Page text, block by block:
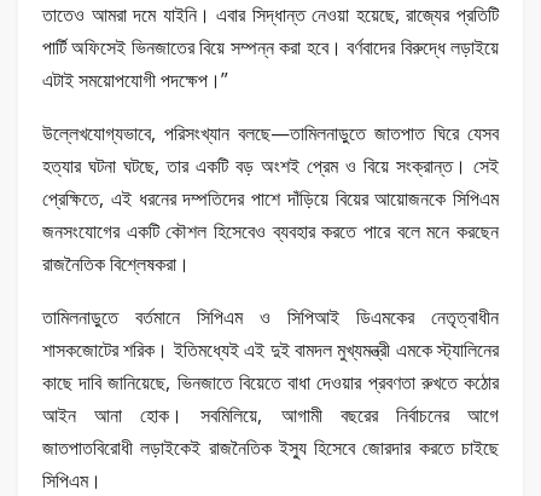
তাতেও আমরা দমে যাইনি। এবার সিদ্ধান্ত নেওয়া হয়েছে, রাজ্যের প্রতিটি
পার্টি অফিসেই ভিনজাতের বিয়ে সম্পন্ন করা হবে। বর্ণবাদের বিরুদ্ধে লড়াইয়ে
এটাই সময়োপযোগী পদক্ষেপ।”
উল্লেখযোগ্যভাবে, পরিসংখ্যান বলছে—তামিলনাড়ুতে জাতপাত ঘিরে যেসব
হত্যার ঘটনা ঘটছে, তার একটি বড় অংশই প্রেম ও বিয়ে সংক্রান্ত। সেই
প্রেক্ষিতে, এই ধরনের দম্পতিদের পাশে দাঁড়িয়ে বিয়ের আয়োজনকে সিপিএম
জনসংযোগের একটি কৌশল হিসেবেও ব্যবহার করতে পারে বলে মনে করছেন
রাজনৈতিক বিশ্লেষকরা।
তামিলনাড়ুতে বর্তমানে সিপিএম ও সিপিআই ডিএমকের নেতৃত্বাধীন
শাসকজোটের শরিক। ইতিমধ্যেই এই দুই বামদল মুখ্যমন্ত্রী এমকে স্ট্যালিনের
কাছে দাবি জানিয়েছে, ভিনজাতে বিয়েতে বাধা দেওয়ার প্রবণতা রুখতে কঠোর
আইন আনা হোক। সবমিলিয়ে, আগামী বছরের নির্বাচনের আগে
জাতপাতবিরোধী লড়াইকেই রাজনৈতিক ইস্যু হিসেবে জোরদার করতে চাইছে
সিপিএম।